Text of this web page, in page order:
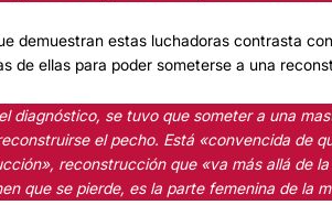
demuestran estas luchadoras contrasta
de ellas para poder someterse a una
diagnóstico, se tuvo que someter a una
el pecho. Está «convencida de
reconstrucción que «va más allá de
que se pierde, es la parte femenina de la